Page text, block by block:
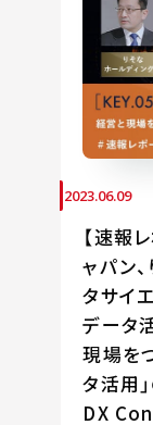
2023.06.09
【速報
ャパン
タサイ
データ
現場を
タ活用
DX